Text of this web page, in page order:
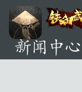
资讯